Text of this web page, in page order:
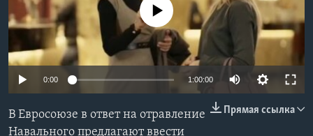
Learning English
СОЦИАЛЬНЫЕ СЕТИ
Языки
No media source currently available
0:00 1:00:00
Прямая ссылка
В Евросоюзе в ответ на отравление
Навального предлагают ввести